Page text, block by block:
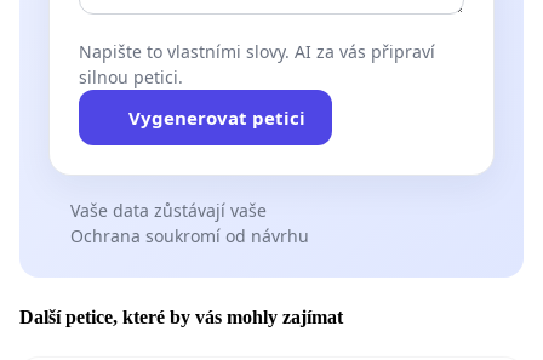
Napište to vlastními slovy. AI za vás připraví
silnou petici.
Vygenerovat petici
Vaše data zůstávají vaše
Ochrana soukromí od návrhu
Další petice, které by vás mohly zajímat